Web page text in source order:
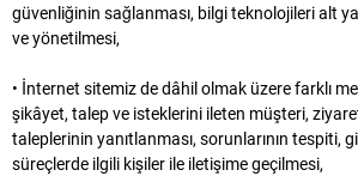
güvenliğinin sağlanması, bilgi teknolojileri alt
ve yönetilmesi,
• İnternet sitemiz de dâhil olmak üzere farklı
şikâyet, talep ve isteklerini ileten müşteri,
taleplerinin yanıtlanması, sorunlarının tespiti,
süreçlerde ilgili kişiler ile iletişime geçilmesi,